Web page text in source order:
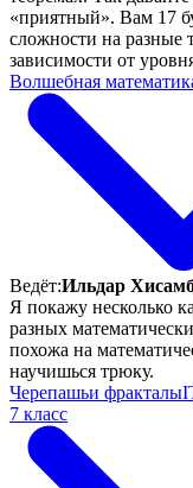
«приятный». Вам 17
сложности на разные
зависимости от
Волшебная
Ведёт:Ильдар
Я покажу несколько
разных
похожа на
научишься трюку.
Черепашьи фракталы
7 класс